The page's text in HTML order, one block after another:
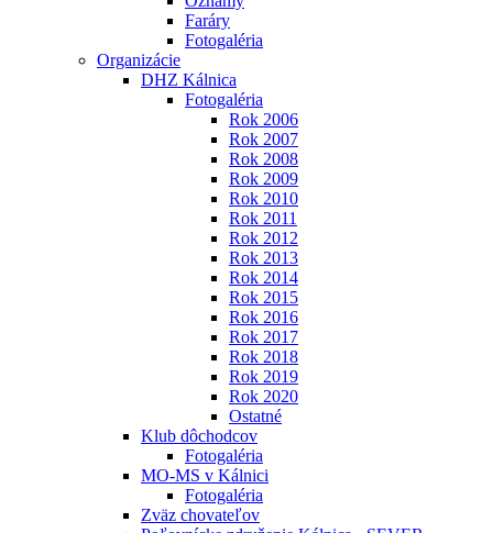
Faráry
Fotogaléria
Organizácie
DHZ Kálnica
Fotogaléria
Rok 2006
Rok 2007
Rok 2008
Rok 2009
Rok 2010
Rok 2011
Rok 2012
Rok 2013
Rok 2014
Rok 2015
Rok 2016
Rok 2017
Rok 2018
Rok 2019
Rok 2020
Ostatné
Klub dôchodcov
Fotogaléria
MO-MS v Kálnici
Fotogaléria
Zväz chovateľov